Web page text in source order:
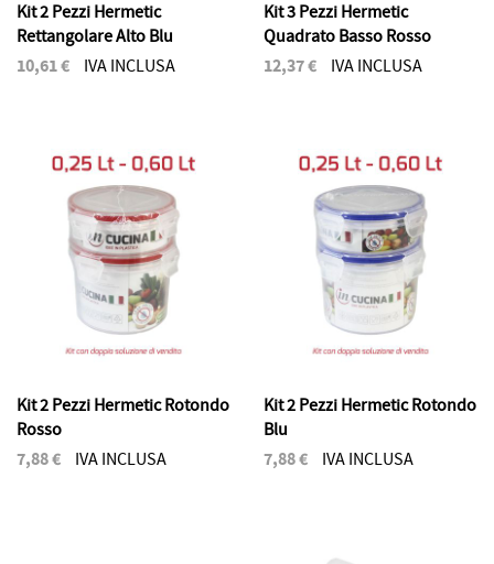
Kit 2 Pezzi Hermetic
Rettangolare Alto Blu
10,61 € IVA INCLUSA
Kit 3 Pezzi Hermetic
Quadrato Basso Rosso
12,37 € IVA INCLUSA
Kit 2 Pezzi Hermetic Rotondo
Rosso
7,88 € IVA INCLUSA
Kit 2 Pezzi Hermetic Rotondo
Blu
7,88 € IVA INCLUSA